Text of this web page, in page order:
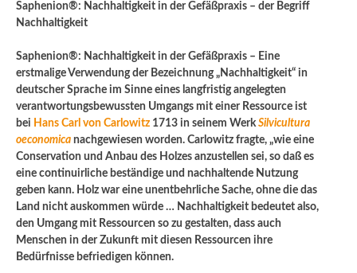
Saphenion®: Nachhaltigkeit in der Gefäßpraxis – der Begriff
Nachhaltigkeit
Saphenion®: Nachhaltigkeit in der Gefäßpraxis – Eine
erstmalige Verwendung der Bezeichnung „Nachhaltigkeit“ in
deutscher Sprache im Sinne eines langfristig angelegten
verantwortungsbewussten Umgangs mit einer Ressource ist
bei Hans Carl von Carlowitz 1713 in seinem WerkSilvicultura
oeconomica nachgewiesen worden. Carlowitz fragte, „wie eine
Conservation und Anbau des Holzes anzustellen sei, so daß es
eine continuirliche beständige und nachhaltende Nutzung
geben kann. Holz war eine unentbehrliche Sache, ohne die das
Land nicht auskommen würde … Nachhaltigkeit bedeutet also,
den Umgang mit Ressourcen so zu gestalten, dass auch
Menschen in der Zukunft mit diesen Ressourcen ihre
Bedürfnisse befriedigen können.